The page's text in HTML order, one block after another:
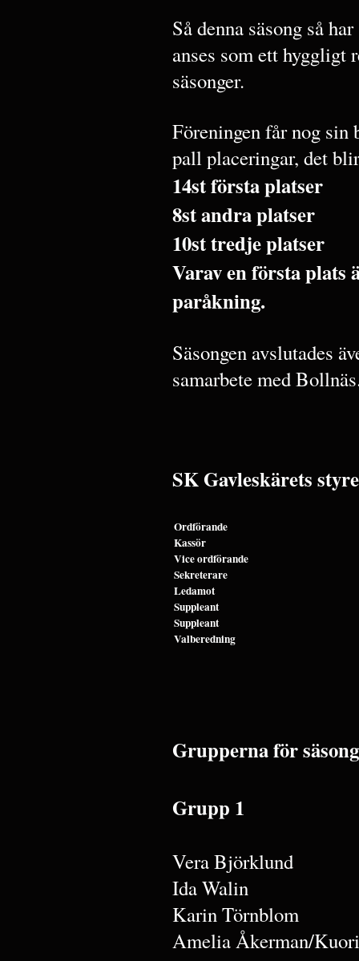
Så denna säsong så
anses som ett hyggligt
säsonger.
Föreningen får nog sin
pall placeringar, det
14st första platser
8st andra platser
10st tredje platser
Varav en första plats
paråkning.
Säsongen avslutades
samarbete med
SK Gavleskärets
Ordförande
Kassör
Vice ordförande
Sekreterare
Ledamot
Suppleant
Suppleant
Valberedning
Grupperna för
Grupp 1
Vera Björklund
Ida Walin
Karin Törnblom
Amelia Åkerman/